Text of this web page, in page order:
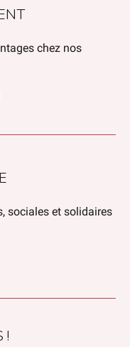
chez nos
sociales et solidaires
!